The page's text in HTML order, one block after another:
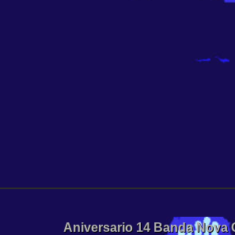
Aniversario 14 Banda Nova